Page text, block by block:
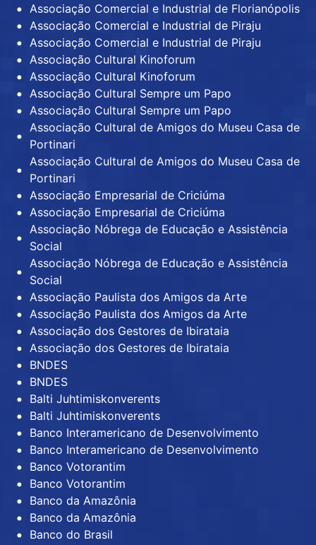
Associação Comercial e Industrial de Florianópolis
Associação Comercial e Industrial de Piraju
Associação Comercial e Industrial de Piraju
Associação Cultural Kinoforum
Associação Cultural Kinoforum
Associação Cultural Sempre um Papo
Associação Cultural Sempre um Papo
Associação Cultural de Amigos do Museu Casa de
Portinari
Associação Cultural de Amigos do Museu Casa de
Portinari
Associação Empresarial de Criciúma
Associação Empresarial de Criciúma
Associação Nóbrega de Educação e Assistência
Social
Associação Nóbrega de Educação e Assistência
Social
Associação Paulista dos Amigos da Arte
Associação Paulista dos Amigos da Arte
Associação dos Gestores de Ibirataia
Associação dos Gestores de Ibirataia
BNDES
BNDES
Balti Juhtimiskonverents
Balti Juhtimiskonverents
Banco Interamericano de Desenvolvimento
Banco Interamericano de Desenvolvimento
Banco Votorantim
Banco Votorantim
Banco da Amazônia
Banco da Amazônia
Banco do Brasil